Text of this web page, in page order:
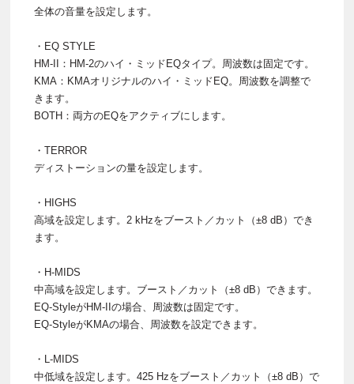
全体の音量を設定します。
・EQ STYLE
HM-II：HM-2のハイ・ミッドEQタイプ。周波数は固定です。
KMA：KMAオリジナルのハイ・ミッドEQ。周波数を調整で
きます。
BOTH：両方のEQをアクティブにします。
・TERROR
ディストーションの量を設定します。
・HIGHS
高域を設定します。2 kHzをブースト／カット（±8 dB）でき
ます。
・H-MIDS
中高域を設定します。ブースト／カット（±8 dB）できます。
EQ-StyleがHM-IIの場合、周波数は固定です。
EQ-StyleがKMAの場合、周波数を設定できます。
・L-MIDS
中低域を設定します。425 Hzをブースト／カット（±8 dB）で